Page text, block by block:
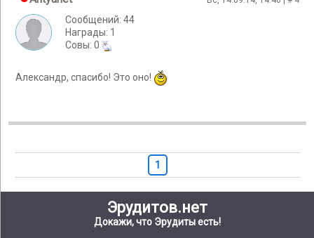
Сообщений: 44
Награды: 1
Cовы: 0
Александр, спасибо! Это оно!
1
Эрудитов.нет
Докажи, что Эрудиты есть!